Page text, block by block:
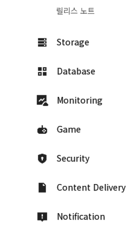
릴리스 노트
Storage
Database
Monitoring
Game
Security
Content Delivery
Notification